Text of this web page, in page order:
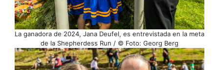
La ganadora de 2024, Jana Deufel, es entrevistada en la meta
de la Shepherdess Run / © Foto: Georg Berg